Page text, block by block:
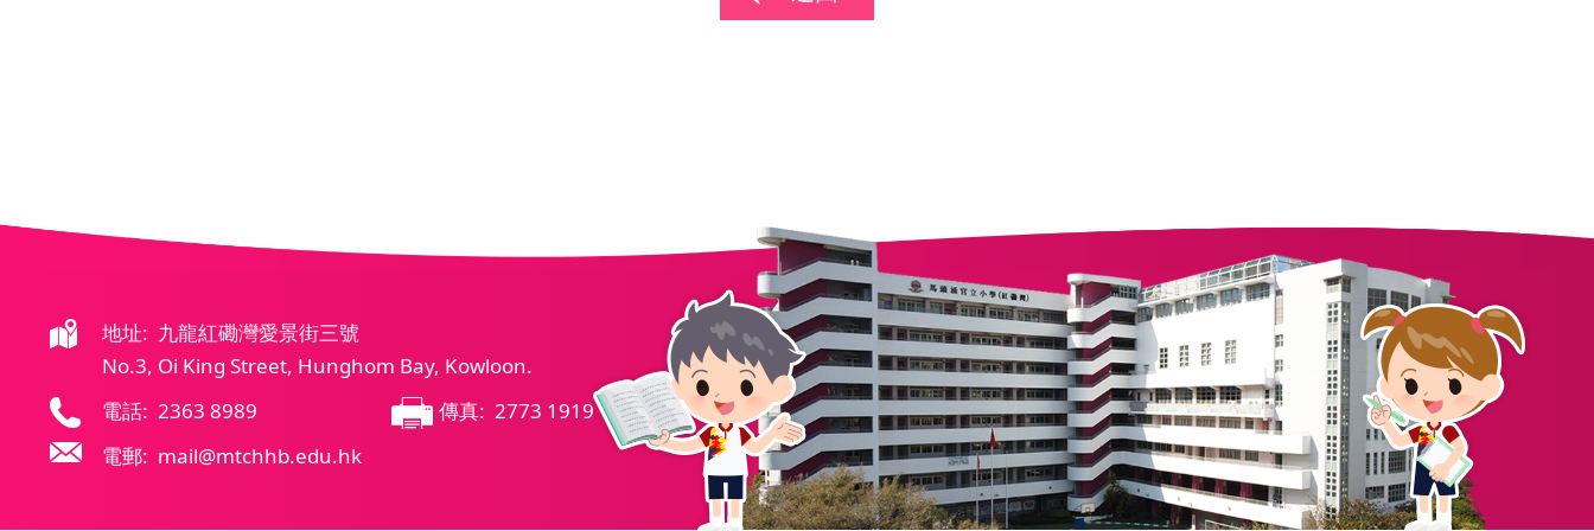
地址: 九龍紅磡灣愛景街三號
No.3, Oi King Street, Hunghom Bay, Kowloon.
電話: 2363 8989
傳真: 2773 1919
電郵: mail@mtchhb.edu.hk